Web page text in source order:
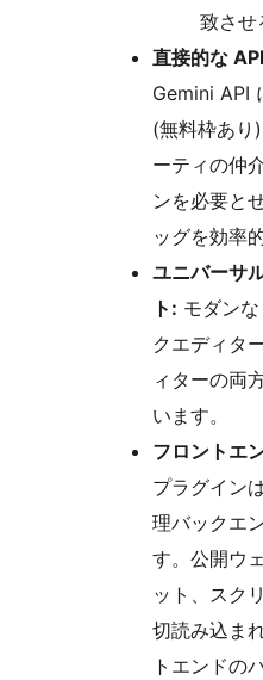
致させ
直接的な
Gemini API
(無料枠あり
ーティの仲
ンを必要と
ッグを効率
ユニバーサ
ト: モダン
クエディタ
ィターの両
います。
フロントエ
プラグイン
理バックエ
す。公開ウ
ット、スク
切読み込ま
トエンドの